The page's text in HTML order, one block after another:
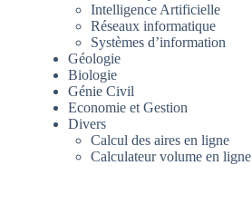
Intelligence Artificielle
Réseaux informatique
Systèmes d’information
Géologie
Biologie
Génie Civil
Economie et Gestion
Divers
Calcul des aires en ligne
Calculateur volume en ligne